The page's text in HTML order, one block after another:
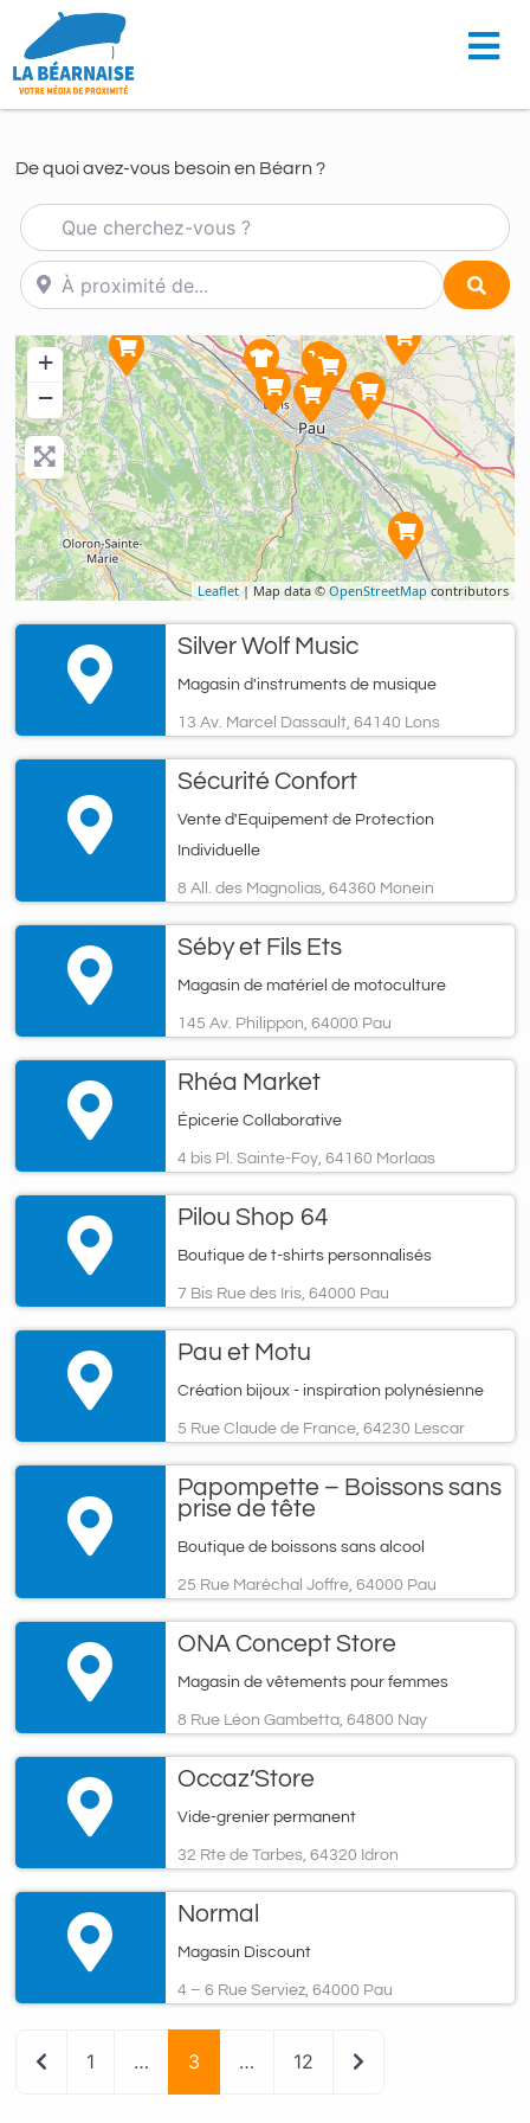
De quoi avez-vous besoin en Béarn ?
Que cherchez-vous ?
À proximité de...
+
−
Leaflet| Map data © OpenStreetMap contributors
Silver Wolf Music
Magasin d'instruments de musique
13 Av. Marcel Dassault, 64140 Lons
Sécurité Confort
Vente d'Equipement de Protection
Individuelle
8 All. des Magnolias, 64360 Monein
Séby et Fils Ets
Magasin de matériel de motoculture
145 Av. Philippon, 64000 Pau
Rhéa Market
Épicerie Collaborative
4 bis Pl. Sainte-Foy, 64160 Morlaas
Pilou Shop 64
Boutique de t-shirts personnalisés
7 Bis Rue des Iris, 64000 Pau
Pau et Motu
Création bijoux - inspiration polynésienne
5 Rue Claude de France, 64230 Lescar
Papompette – Boissons sans
prise de tête
Boutique de boissons sans alcool
25 Rue Maréchal Joffre, 64000 Pau
ONA Concept Store
Magasin de vêtements pour femmes
8 Rue Léon Gambetta, 64800 Nay
Occaz’Store
Vide-grenier permanent
32 Rte de Tarbes, 64320 Idron
Normal
Magasin Discount
4 – 6 Rue Serviez, 64000 Pau
Newer posts
1 … 3 … 12 Older posts